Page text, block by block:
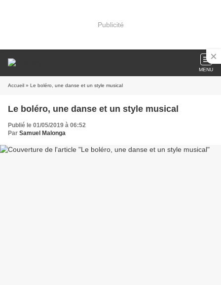
Publicité
MENU
Accueil » Le boléro, une danse et un style musical
Le boléro, une danse et un style musical
Publié le 01/05/2019 à 06:52
Par Samuel Malonga